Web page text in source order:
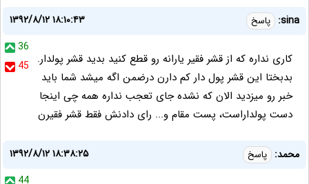
sina: پاسخ
۱۳۹۲/۸/۱۲ ۱۸:۱۰:۴۳
36
45
کاری نداره که از قشر فقیر یارانه رو قطع کنید بدید قشر پولدار.
بدبختا این قشر پول دار کم دارن درضمن اگه میشد شما باید
خبر رو میزدید الان که نشده جای تعجب نداره همه چی اینجا
دست پولداراست، پست مقام و... رای دادنش فقط قشر فقیرن
محمد: پاسخ
۱۳۹۲/۸/۱۲ ۱۸:۳۸:۲۵
44